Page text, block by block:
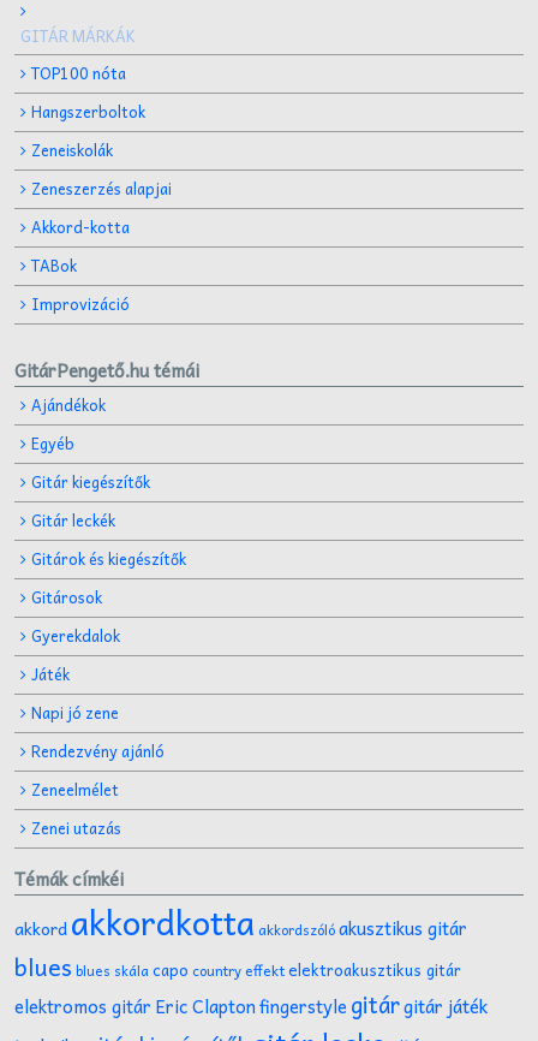
GITÁR MÁRKÁK
TOP100 nóta
Hangszerboltok
Zeneiskolák
Zeneszerzés alapjai
Akkord-kotta
TABok
Improvizáció
GitárPengető.hu témái
Ajándékok
Egyéb
Gitár kiegészítők
Gitár leckék
Gitárok és kiegészítők
Gitárosok
Gyerekdalok
Játék
Napi jó zene
Rendezvény ajánló
Zeneelmélet
Zenei utazás
Témák címkéi
akkordakkordkotta akkordszólóakusztikus gitár
blues blues skálacapo country effektelektroakusztikus gitár
elektromos gitár Eric Claptonfingerstyle gitárgitár játék